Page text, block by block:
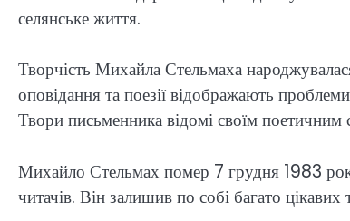
селянське життя.
Творчість Михайла Стельмаха
оповідання та поезії відображають
Твори письменника відомі своїм
Михайло Стельмах помер 7 грудня 1983
читачів. Він залишив по собі багато цікавих